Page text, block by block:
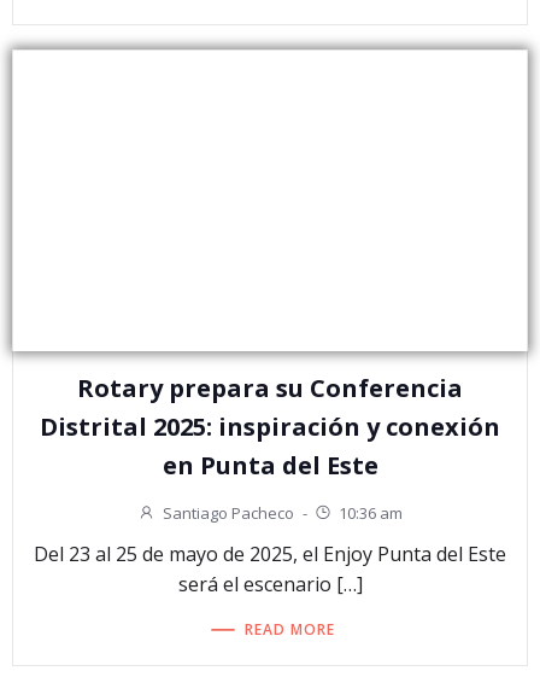
Rotary prepara su Conferencia
Distrital 2025: inspiración y conexión
en Punta del Este
Santiago Pacheco - 10:36 am
Del 23 al 25 de mayo de 2025, el Enjoy Punta del Este
será el escenario […]
READ MORE